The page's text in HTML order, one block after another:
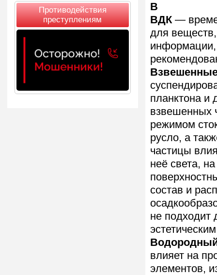
Противодействия
преступлениям
В
ВДК—
для
планктона и
взвешенных
режимом
русло, а
частицы
неё света,
состав и
не подходит
влияет на
элементов,